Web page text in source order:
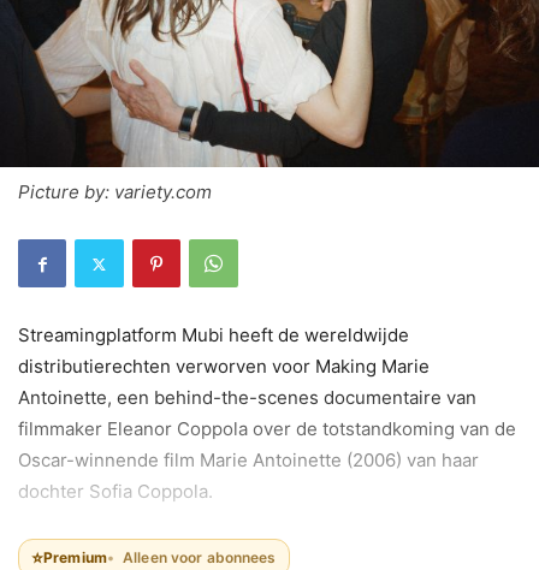
Picture by: variety.com
Streamingplatform Mubi heeft de wereldwijde
distributierechten verworven voor Making Marie
Antoinette, een behind-the-scenes documentaire van
filmmaker Eleanor Coppola over de totstandkoming van de
Oscar-winnende film Marie Antoinette (2006) van haar
dochter Sofia Coppola.
⭐Premium Alleen voor abonnees